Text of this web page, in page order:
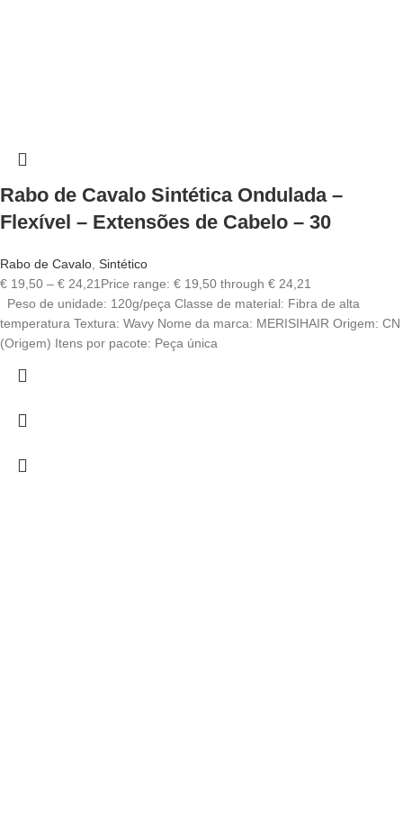
Rabo de Cavalo Sintética Ondulada –
Flexível – Extensões de Cabelo – 30
Rabo de Cavalo, Sintético
€ 19,50 – € 24,21Price range: € 19,50 through € 24,21
Peso de unidade: 120g/peça Classe de material: Fibra de alta
temperatura Textura: Wavy Nome da marca: MERISIHAIR Origem: CN
(Origem) Itens por pacote: Peça única